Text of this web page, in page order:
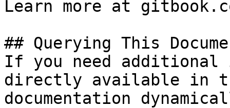
Learn more at
## Querying This
If you need
directly available in
documentation